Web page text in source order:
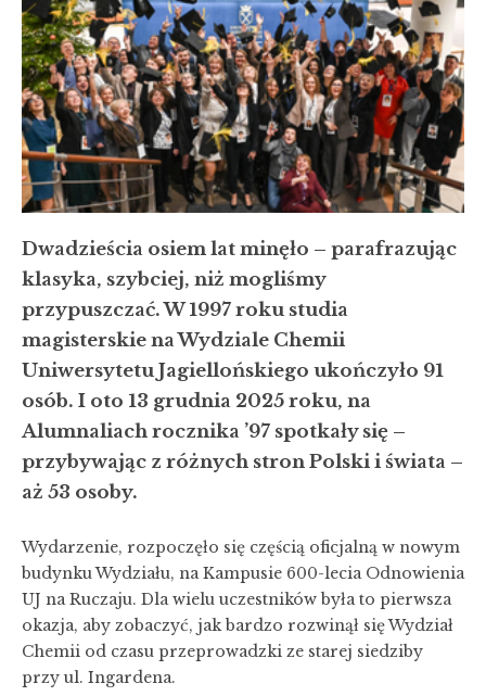
Dwadzieścia osiem lat minęło – parafrazując
klasyka, szybciej, niż mogliśmy
przypuszczać. W 1997 roku studia
magisterskie na Wydziale Chemii
Uniwersytetu Jagiellońskiego ukończyło 91
osób. I oto 13 grudnia 2025 roku, na
Alumnaliach rocznika ’97 spotkały się –
przybywając z różnych stron Polski i świata –
aż 53 osoby.
Wydarzenie, rozpoczęło się częścią oficjalną w nowym
budynku Wydziału, na Kampusie 600-lecia Odnowienia
UJ na Ruczaju. Dla wielu uczestników była to pierwsza
okazja, aby zobaczyć, jak bardzo rozwinął się Wydział
Chemii od czasu przeprowadzki ze starej siedziby
przy ul. Ingardena.